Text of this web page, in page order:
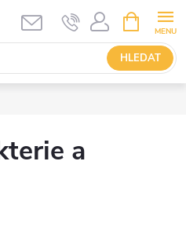
HLEDAT
NÁKUPNÍ
KOŠÍK
a